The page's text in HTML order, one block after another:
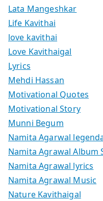
Lata Mangeshkar
Life Kavithai
love kavithai
Love Kavithaigal
Lyrics
Mehdi Hassan
Motivational Quotes
Motivational Story
Munni Begum
Namita Agarwal
Namita Agrawal Album
Namita Agrawal lyrics
Namita Agrawal Music
Nature Kavithaigal